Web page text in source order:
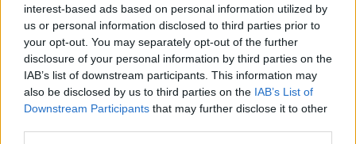
interest-based ads based on personal information utilized by
us or personal information disclosed to third parties prior to
your opt-out. You may separately opt-out of the further
disclosure of your personal information by third parties on the
IAB’s list of downstream participants. This information may
also be disclosed by us to third parties on the IAB’s List of
Downstream Participants that may further disclose it to other
divieto di transito dei veicoli pesanti è in vigore domani dalle 8
alle 16 e domenica dalle 7 alle 22.
Le strade più a rischio
L'intensificazione della circolazione potrà riguardare specilmente i
principaliitinerarituristici:
laA2"Autostrada del Mediterraneo" che attraversa